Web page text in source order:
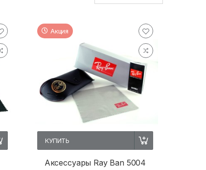
Акция
КУПИТЬ
Аксессуары Ray Ban 5004